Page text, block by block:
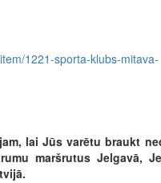
1221-sporta-klubs-mitava-
lai Jūs varētu braukt
maršrutus Jelgavā,